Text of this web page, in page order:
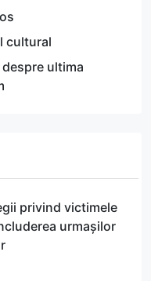
cultural
ultima
privind victimele
urmașilor